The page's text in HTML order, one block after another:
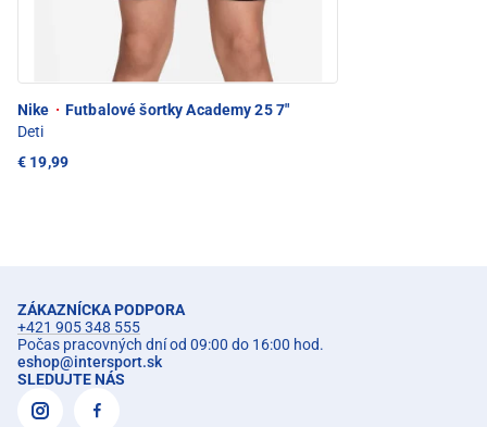
Nike · Futbalové šortky Academy 25 7"
Deti
€ 19,99
ZÁKAZNÍCKA PODPORA
+421 905 348 555
Počas pracovných dní od 09:00 do 16:00 hod.
eshop@intersport.sk
SLEDUJTE NÁS